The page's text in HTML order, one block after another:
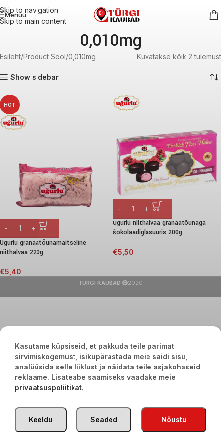
Skip to navigation
Skip to main content
Menüü
0,010mg
Esileht Product Sool 0,010mg Kuvatakse kõik 2 tulemust
Show sidebar
HOT
Ugurlu granaatõunamaitseline
niithalvaa 220g
€5,40
Ugurlu niithalvaa granaatõunaga
šokolaadiglasuuris 200g
€5,50
TÜRGI KAUBAD 2020
Kasutame küpsiseid, et pakkuda teile parimat
sirvimiskogemust, isikupärastada meie saidi sisu,
analüüsida selle liiklust ja näidata teile asjakohaseid
reklaame. Lisateabe saamiseks vaadake meie
privaatsuspoliitikat.
Nõustu
Seaded
Keeldu